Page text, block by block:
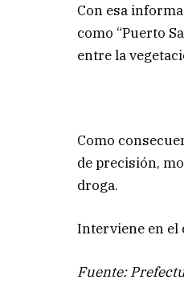
Con esa
como “Puerto
entre la
Como
de precisión,
droga.
Interviene en el
Fuente: